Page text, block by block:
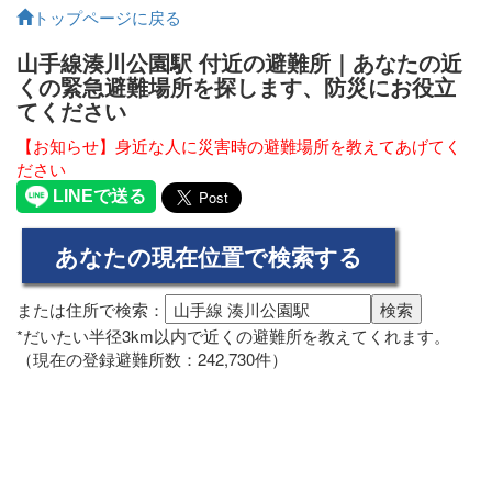
トップページに戻る
山手線湊川公園駅 付近の避難所｜あなたの近
くの緊急避難場所を探します、防災にお役立
てください
【お知らせ】身近な人に災害時の避難場所を教えてあげてく
ださい
または住所で検索：
*だいたい半径3km以内で近くの避難所を教えてくれます。
（現在の登録避難所数：242,730件）